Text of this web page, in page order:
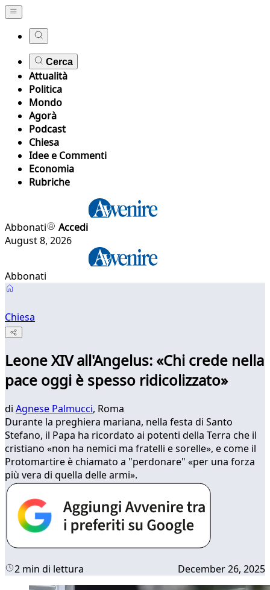
Cerca
Attualità
Politica
Mondo
Agorà
Podcast
Chiesa
Idee e Commenti
Economia
Rubriche
Abbonati
Accedi
August 8, 2026
Abbonati
Chiesa
Leone XIV all'Angelus: «Chi crede nella
pace oggi è spesso ridicolizzato»
di Agnese Palmucci, Roma
Durante la preghiera mariana, nella festa di Santo
Stefano, il Papa ha ricordato ai potenti della Terra che il
cristiano «non ha nemici ma fratelli e sorelle», e come il
Protomartire è chiamato a "perdonare" «per una forza
più vera di quella delle armi».
2 min di lettura December 26, 2025